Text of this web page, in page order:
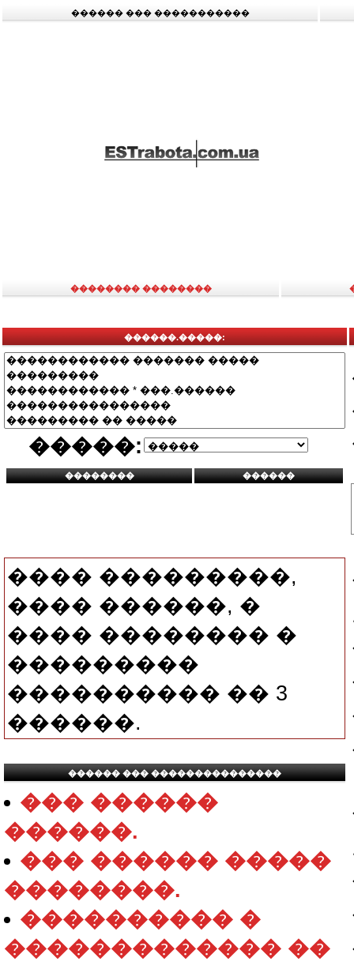
������ ��� �����������
�������� ��������
������.�����:
�����:
���� ���������,
���� ������, �
���� �������� �
���������
���������� �� 3
������.
������ ��� ���������������
��� ������
������.
��� ������ �����
��������.
���������� �
������������� ��